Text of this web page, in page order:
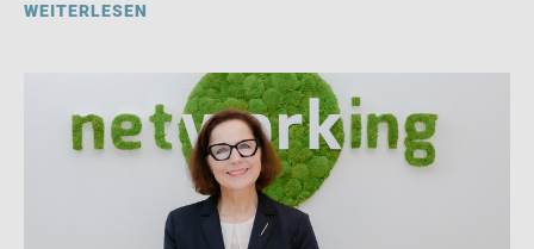
WEITERLESEN